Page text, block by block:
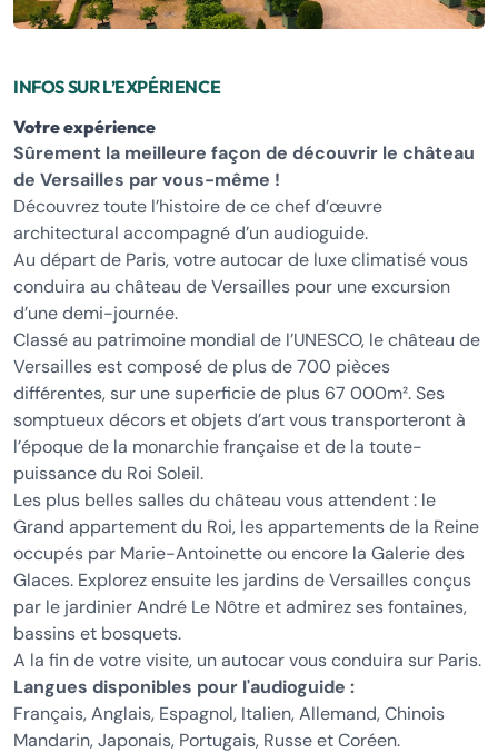
INFOS SUR L’EXPÉRIENCE
Votre expérience
Sûrement la meilleure façon de découvrir le château
de Versailles par vous-même !
Découvrez toute l’histoire de ce chef d’œuvre
architectural accompagné d’un audioguide.
Au départ de Paris, votre autocar de luxe climatisé vous
conduira au château de Versailles pour une excursion
d’une demi-journée.
Classé au patrimoine mondial de l’UNESCO, le château de
Versailles est composé de plus de 700 pièces
différentes, sur une superficie de plus 67 000m². Ses
somptueux décors et objets d’art vous transporteront à
l’époque de la monarchie française et de la toute-
puissance du Roi Soleil.
Les plus belles salles du château vous attendent : le
Grand appartement du Roi, les appartements de la Reine
occupés par Marie-Antoinette ou encore la Galerie des
Glaces. Explorez ensuite les jardins de Versailles conçus
par le jardinier André Le Nôtre et admirez ses fontaines,
bassins et bosquets.
A la fin de votre visite, un autocar vous conduira sur Paris.
Langues disponibles pour l'audioguide :
Français, Anglais, Espagnol, Italien, Allemand, Chinois
Mandarin, Japonais, Portugais, Russe et Coréen.